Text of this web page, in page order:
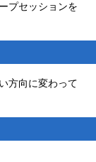
プセッションを
方向に変わって